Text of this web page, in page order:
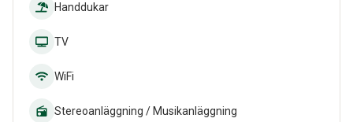
Handdukar
TV
WiFi
Stereoanläggning / Musikanläggning